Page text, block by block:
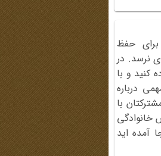
حفظ
نرسد. در
کنید و با
درباره
با
خانوادگی
آمده اید